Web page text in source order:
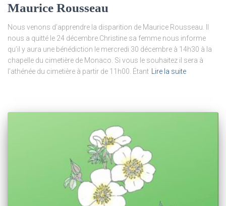
Maurice Rousseau
Nous venons d’apprendre la disparition de Maurice Rousseau. Il
nous a quitté le 24 décembre.Christine sa femme nous informe
qu’il y aura une bénédiction le mercredi 30 décembre à 14h30 à la
chapelle du cimetière de Monaco. Si vous le souhaitez il sera à
l’athénée du cimetière à partir de 11h00. Étant
Lire la suite